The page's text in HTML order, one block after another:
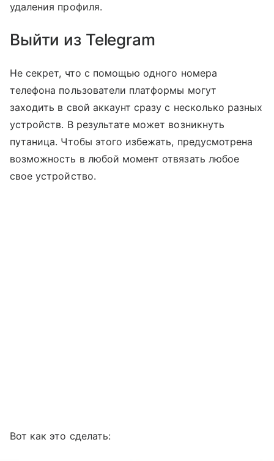
удаления профиля.
Выйти из Telegram
Не секрет, что с помощью одного номера
телефона пользователи платформы могут
заходить в свой аккаунт сразу с несколько разных
устройств. В результате может возникнуть
путаница. Чтобы этого избежать, предусмотрена
возможность в любой момент отвязать любое
свое устройство.
Вот как это сделать: